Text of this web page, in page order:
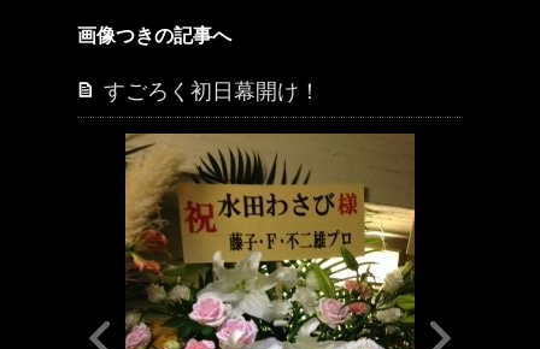
画像つきの記事へ
すごろく初日幕開け！